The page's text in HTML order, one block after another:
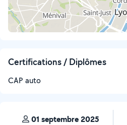
Certifications / Diplômes
CAP auto
01 septembre 2025